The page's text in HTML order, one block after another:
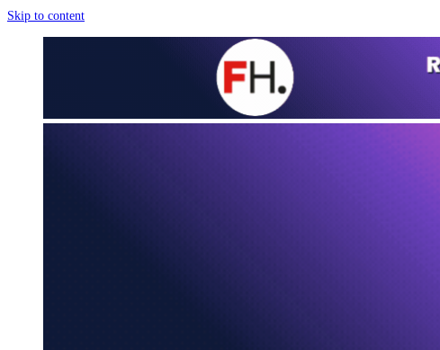
Skip to content